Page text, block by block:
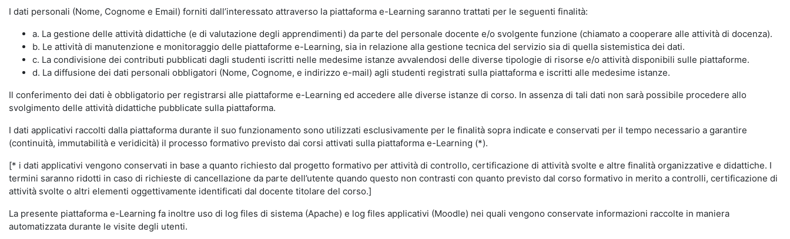
I dati personali (Nome, Cognome e Email) forniti dall’interessato attraverso la piattaforma e-Learning saranno trattati per le seguenti finalità:
a. La gestione delle attività didattiche (e di valutazione degli apprendimenti) da parte del personale docente e/o svolgente funzione (chiamato a cooperare alle attività di docenza).
b. Le attività di manutenzione e monitoraggio delle piattaforme e-Learning, sia in relazione alla gestione tecnica del servizio sia di quella sistemistica dei dati.
c. La condivisione dei contributi pubblicati dagli studenti iscritti nelle medesime istanze avvalendosi delle diverse tipologie di risorse e/o attività disponibili sulle piattaforme.
d. La diffusione dei dati personali obbligatori (Nome, Cognome, e indirizzo e-mail) agli studenti registrati sulla piattaforma e iscritti alle medesime istanze.
Il conferimento dei dati è obbligatorio per registrarsi alle piattaforme e-Learning ed accedere alle diverse istanze di corso. In assenza di tali dati non sarà possibile procedere allo
svolgimento delle attività didattiche pubblicate sulla piattaforma.
I dati applicativi raccolti dalla piattaforma durante il suo funzionamento sono utilizzati esclusivamente per le finalità sopra indicate e conservati per il tempo necessario a garantire
(continuità, immutabilità e veridicità) il processo formativo previsto dai corsi attivati sulla piattaforma e-Learning (*).
[* i dati applicativi vengono conservati in base a quanto richiesto dal progetto formativo per attività di controllo, certificazione di attività svolte e altre finalità organizzative e didattiche. I
termini saranno ridotti in caso di richieste di cancellazione da parte dell’utente quando questo non contrasti con quanto previsto dal corso formativo in merito a controlli, certificazione di
attività svolte o altri elementi oggettivamente identificati dal docente titolare del corso.]
La presente piattaforma e-Learning fa inoltre uso di log files di sistema (Apache) e log files applicativi (Moodle) nei quali vengono conservate informazioni raccolte in maniera
automatizzata durante le visite degli utenti.